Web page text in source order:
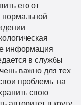
его от
нормальной
информация
в службы
важно для тех
проблемы на
свою
авторитет в кругу